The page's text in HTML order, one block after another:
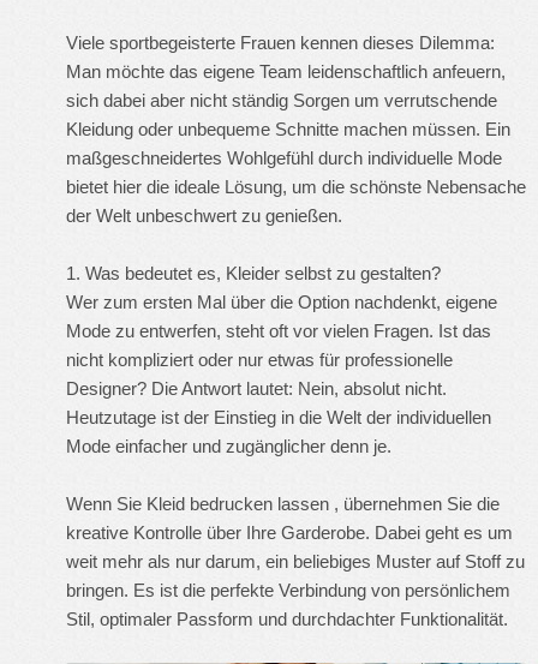
Viele sportbegeisterte Frauen kennen dieses Dilemma:
Man möchte das eigene Team leidenschaftlich anfeuern,
sich dabei aber nicht ständig Sorgen um verrutschende
Kleidung oder unbequeme Schnitte machen müssen. Ein
maßgeschneidertes Wohlgefühl durch individuelle Mode
bietet hier die ideale Lösung, um die schönste Nebensache
der Welt unbeschwert zu genießen.
1. Was bedeutet es, Kleider selbst zu gestalten?
Wer zum ersten Mal über die Option nachdenkt, eigene
Mode zu entwerfen, steht oft vor vielen Fragen. Ist das
nicht kompliziert oder nur etwas für professionelle
Designer? Die Antwort lautet: Nein, absolut nicht.
Heutzutage ist der Einstieg in die Welt der individuellen
Mode einfacher und zugänglicher denn je.
Wenn Sie Kleid bedrucken lassen , übernehmen Sie die
kreative Kontrolle über Ihre Garderobe. Dabei geht es um
weit mehr als nur darum, ein beliebiges Muster auf Stoff zu
bringen. Es ist die perfekte Verbindung von persönlichem
Stil, optimaler Passform und durchdachter Funktionalität.